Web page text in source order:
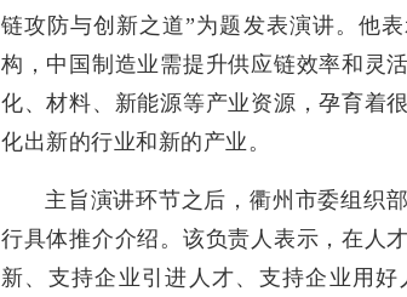
链攻防与创新之道”为题发表演讲。他
构，中国制造业需提升供应链效率和灵
化、材料、新能源等产业资源，孕育着
化出新的行业和新的产业。
主旨演讲环节之后，衢州市委组织
行具体推介介绍。该负责人表示，在人
新、支持企业引进人才、支持企业用